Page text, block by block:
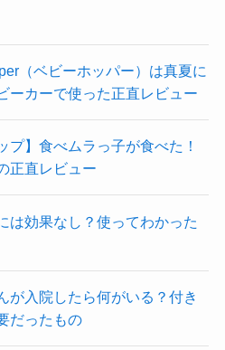
（ベビーホッパー）は真夏に
ーカーで使った正直レビュー
プ】食べムラっ子が食べた！
正直レビュー
は効果なし？使ってわかった
が入院したら何がいる？付き
だったもの